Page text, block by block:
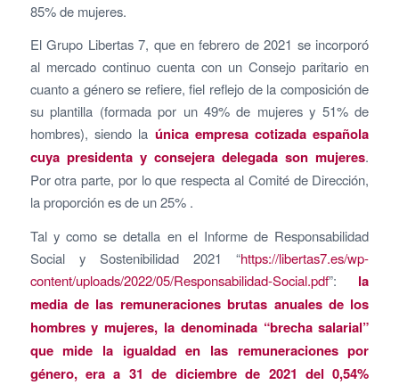
85% de mujeres.
El Grupo Libertas 7, que en febrero de 2021 se incorporó
al mercado continuo cuenta con un Consejo paritario en
cuanto a género se refiere, fiel reflejo de la composición de
su plantilla (formada por un 49% de mujeres y 51% de
hombres), siendo la única empresa cotizada española
cuya presidenta y consejera delegada son mujeres.
Por otra parte, por lo que respecta al Comité de Dirección,
la proporción es de un 25% .
Tal y como se detalla en el Informe de Responsabilidad
Social y Sostenibilidad 2021 “https://libertas7.es/wp-
content/uploads/2022/05/Responsabilidad-Social.pdf”: la
media de las remuneraciones brutas anuales de los
hombres y mujeres, la denominada “brecha salarial”
que mide la igualdad en las remuneraciones por
género, era a 31 de diciembre de 2021 del 0,54%